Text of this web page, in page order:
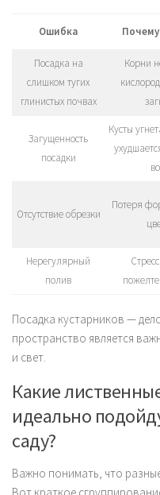
Ошибка
Посадка на
слишком тугих
глинистых почвах
Корни
Загущенность
посадки
Кусты
Отсутствие обрезки
Потеря
Нерегулярный
полив
Посадка кустарников —
пространство является
и свет.
Какие
идеально
саду?
Важно понимать, что